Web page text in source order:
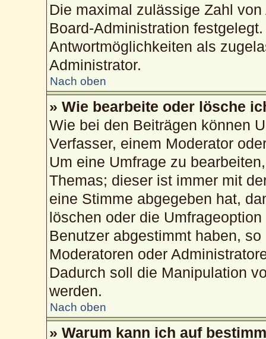
Die maximal zulässige Zahl
Board-Administration
Antwortmöglichkeiten als
Administrator.
Nach oben
» Wie bearbeite oder lösche
Wie bei den Beiträgen können
Verfasser, einem Moderator
Um eine Umfrage zu
Themas; dieser ist immer mit
eine Stimme abgegeben hat,
löschen oder die
Benutzer abgestimmt haben,
Moderatoren oder
Dadurch soll die Manipulation
werden.
Nach oben
» Warum kann ich auf